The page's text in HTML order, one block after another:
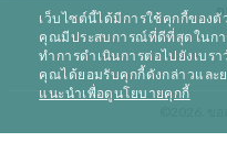
ด
เว็บไซต์นี้ได้มีการใช้คุกกี้ของ
คุณมีประสบการณ์ที่ดีที่สุดในก
ทำการดำเนินการต่อไปยังเบร
คุณได้ยอมรับคุกกี้ดังกล่าวแล
แนะนำเพื่อดูนโยบายคุกกี้